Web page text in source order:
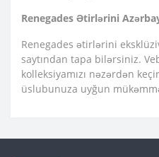
Renegades Ətirlərini
Renegades ətirlərini
saytından tapa bilərsiniz. Veb
kolleksiyamızı nəzərdən
üslubunuza uyğun